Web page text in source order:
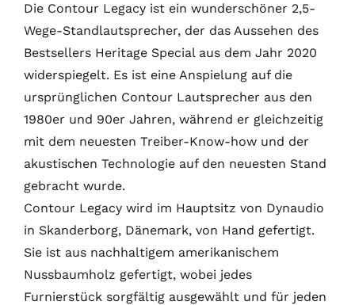
Die Contour Legacy ist ein wunderschöner 2,5-
Wege-Standlautsprecher, der das Aussehen des
Bestsellers Heritage Special aus dem Jahr 2020
widerspiegelt. Es ist eine Anspielung auf die
ursprünglichen Contour Lautsprecher aus den
1980er und 90er Jahren, während er gleichzeitig
mit dem neuesten Treiber-Know-how und der
akustischen Technologie auf den neuesten Stand
gebracht wurde.
Contour Legacy wird im Hauptsitz von Dynaudio
in Skanderborg, Dänemark, von Hand gefertigt.
Sie ist aus nachhaltigem amerikanischem
Nussbaumholz gefertigt, wobei jedes
Furnierstück sorgfältig ausgewählt und für jeden